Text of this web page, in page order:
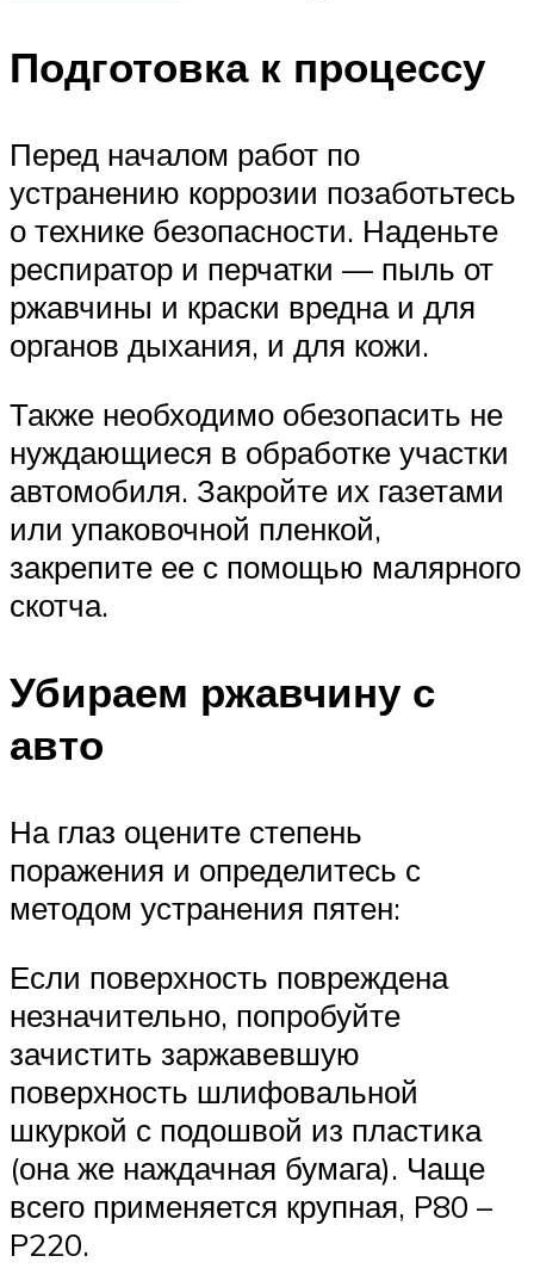
Подготовка к процессу
Перед началом работ по
устранению коррозии позаботьтесь
о технике безопасности. Наденьте
респиратор и перчатки — пыль от
ржавчины и краски вредна и для
органов дыхания, и для кожи.
Также необходимо обезопасить не
нуждающиеся в обработке участки
автомобиля. Закройте их газетами
или упаковочной пленкой,
закрепите ее с помощью малярного
скотча.
Убираем ржавчину с
авто
На глаз оцените степень
поражения и определитесь с
методом устранения пятен:
Если поверхность повреждена
незначительно, попробуйте
зачистить заржавевшую
поверхность шлифовальной
шкуркой с подошвой из пластика
(она же наждачная бумага). Чаще
всего применяется крупная, P80 –
P220.